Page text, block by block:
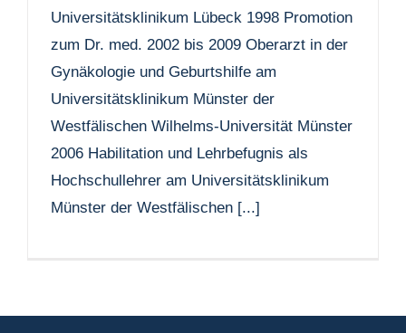
Universitätsklinikum Lübeck 1998 Promotion
zum Dr. med. 2002 bis 2009 Oberarzt in der
Gynäkologie und Geburtshilfe am
Universitätsklinikum Münster der
Westfälischen Wilhelms-Universität Münster
2006 Habilitation und Lehrbefugnis als
Hochschullehrer am Universitätsklinikum
Münster der Westfälischen [...]